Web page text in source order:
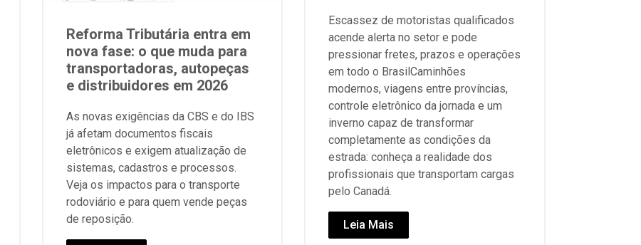
Reforma Tributária entra em
nova fase: o que muda para
transportadoras, autopeças
e distribuidores em 2026
As novas exigências da CBS e do IBS
já afetam documentos fiscais
eletrônicos e exigem atualização de
sistemas, cadastros e processos.
Veja os impactos para o transporte
rodoviário e para quem vende peças
de reposição.
Escassez de motoristas qualificados
acende alerta no setor e pode
pressionar fretes, prazos e operações
em todo o BrasilCaminhões
modernos, viagens entre províncias,
controle eletrônico da jornada e um
inverno capaz de transformar
completamente as condições da
estrada: conheça a realidade dos
profissionais que transportam cargas
pelo Canadá.
Leia Mais